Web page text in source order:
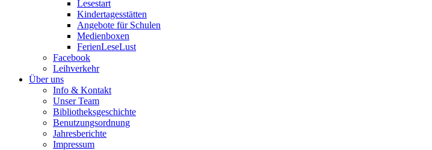
Lesestart
Kindertagesstätten
Angebote für Schulen
Medienboxen
FerienLeseLust
Facebook
Leihverkehr
Über uns
Info & Kontakt
Unser Team
Bibliotheksgeschichte
Benutzungsordnung
Jahresberichte
Impressum